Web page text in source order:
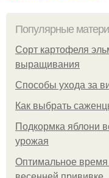
Популярные
Сорт картофеля
выращивания
Способы ухода за
Как выбрать
Подкормка яблони
урожая
Оптимальное время